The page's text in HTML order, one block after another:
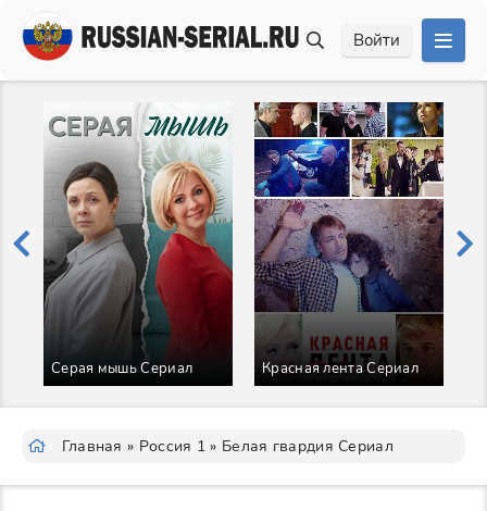
Войти
Серая мышь Сериал Красная лента Сериал
Главная » Россия 1 » Белая гвардия Сериал